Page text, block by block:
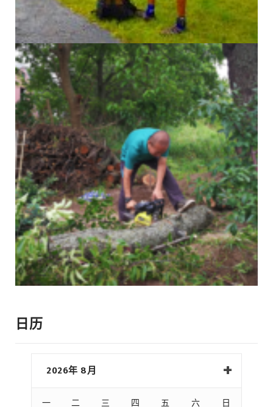
日历
2026年 8月
一 二 三 四 五 六 日